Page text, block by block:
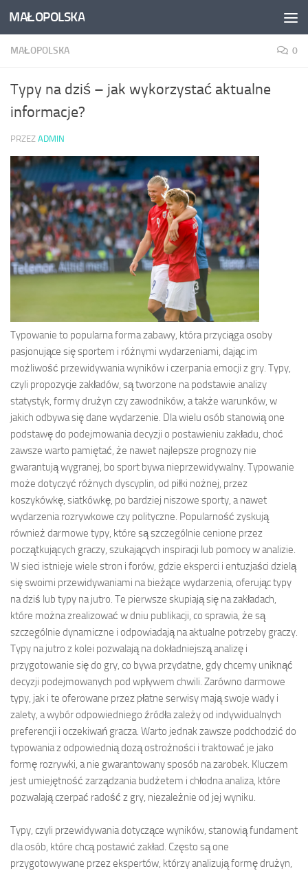
Skip to content
MAŁOPOLSKA
MAŁOPOLSKA 0
Typy na dziś – jak wykorzystać aktualne
informacje?
PRZEZ ADMIN
Typowanie to popularna forma zabawy, która przyciąga osoby
pasjonujące się sportem i różnymi wydarzeniami, dając im
możliwość przewidywania wyników i czerpania emocji z gry. Typy,
czyli propozycje zakładów, są tworzone na podstawie analizy
statystyk, formy drużyn czy zawodników, a także warunków, w
jakich odbywa się dane wydarzenie. Dla wielu osób stanowią one
podstawę do podejmowania decyzji o postawieniu zakładu, choć
zawsze warto pamiętać, że nawet najlepsze prognozy nie
gwarantują wygranej, bo sport bywa nieprzewidywalny. Typowanie
może dotyczyć różnych dyscyplin, od piłki nożnej, przez
koszykówkę, siatkówkę, po bardziej niszowe sporty, a nawet
wydarzenia rozrywkowe czy polityczne. Popularność zyskują
również darmowe typy, które są szczególnie cenione przez
początkujących graczy, szukających inspiracji lub pomocy w analizie.
W sieci istnieje wiele stron i forów, gdzie eksperci i entuzjaści dzielą
się swoimi przewidywaniami na bieżące wydarzenia, oferując typy
na dziś lub typy na jutro. Te pierwsze skupiają się na zakładach,
które można zrealizować w dniu publikacji, co sprawia, że są
szczególnie dynamiczne i odpowiadają na aktualne potrzeby graczy.
Typy na jutro z kolei pozwalają na dokładniejszą analizę i
przygotowanie się do gry, co bywa przydatne, gdy chcemy uniknąć
decyzji podejmowanych pod wpływem chwili. Zarówno darmowe
typy, jak i te oferowane przez płatne serwisy mają swoje wady i
zalety, a wybór odpowiedniego źródła zależy od indywidualnych
preferencji i oczekiwań gracza. Warto jednak zawsze podchodzić do
typowania z odpowiednią dozą ostrożności i traktować je jako
formę rozrywki, a nie gwarantowany sposób na zarobek. Kluczem
jest umiejętność zarządzania budżetem i chłodna analiza, które
pozwalają czerpać radość z gry, niezależnie od jej wyniku.
Typy, czyli przewidywania dotyczące wyników, stanowią fundament
dla osób, które chcą postawić zakład. Często są one
przygotowywane przez ekspertów, którzy analizują formę drużyn,